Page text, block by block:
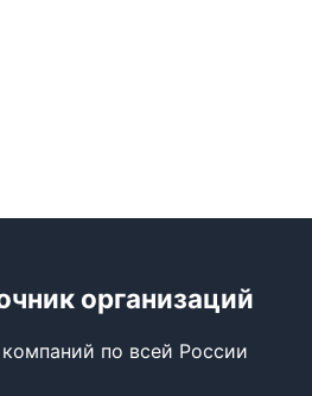
организаций
по всей России